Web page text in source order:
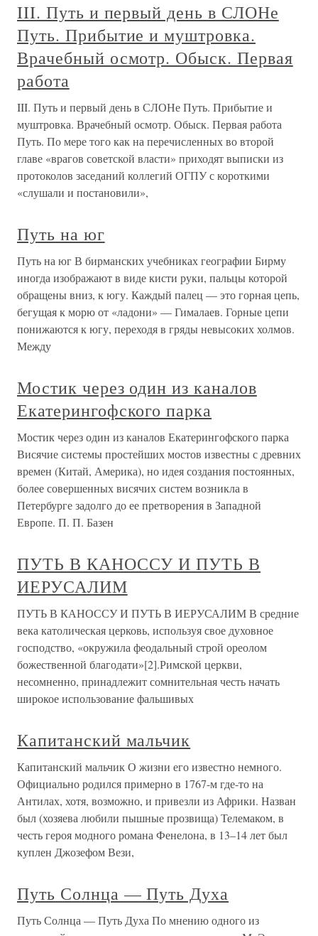
III. Путь и первый день в СЛОНе
Путь. Прибытие и муштровка.
Врачебный осмотр. Обыск. Первая
работа
III. Путь и первый день в СЛОНе Путь. Прибытие и
муштровка. Врачебный осмотр. Обыск. Первая работа
Путь. По мере того как на перечисленных во второй
главе «врагов советской власти» приходят выписки из
протоколов заседаний коллегий ОГПУ с короткими
«слушали и постановили»,
Путь на юг
Путь на юг В бирманских учебниках географии Бирму
иногда изображают в виде кисти руки, пальцы которой
обращены вниз, к югу. Каждый палец — это горная цепь,
бегущая к морю от «ладони» — Гималаев. Горные цепи
понижаются к югу, переходя в гряды невысоких холмов.
Между
Мостик через один из каналов
Екатерингофского парка
Мостик через один из каналов Екатерингофского парка
Висячие системы простейших мостов известны с древних
времен (Китай, Америка), но идея создания постоянных,
более совершенных висячих систем возникла в
Петербурге задолго до ее претворения в Западной
Европе. П. П. Базен
ПУТЬ В КАНОССУ И ПУТЬ В
ИЕРУСАЛИМ
ПУТЬ В КАНОССУ И ПУТЬ В ИЕРУСАЛИМ В средние
века католическая церковь, используя свое духовное
господство, «окружила феодальный строй ореолом
божественной благодати»[2].Римской церкви,
несомненно, принадлежит сомнительная честь начать
широкое использование фальшивых
Капитанский мальчик
Капитанский мальчик О жизни его известно немного.
Официально родился примерно в 1767-м где-то на
Антилах, хотя, возможно, и привезли из Африки. Назван
был (хозяева любили пышные прозвища) Телемаком, в
честь героя модного романа Фенелона, в 13–14 лет был
куплен Джозефом Вези,
Путь Солнца — Путь Духа
Путь Солнца — Путь Духа По мнению одного из